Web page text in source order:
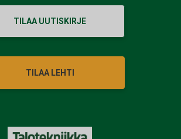
TILAA UUTISKIRJE
TILAA LEHTI